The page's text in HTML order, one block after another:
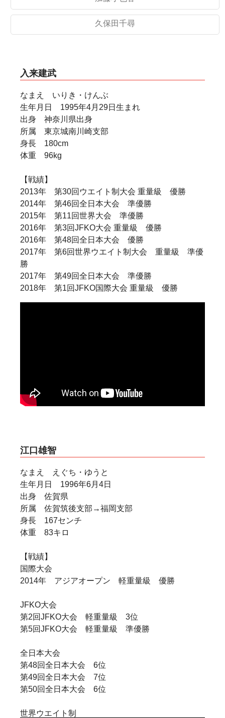
久保田千尋
入来建武
なまえ いりき・けんぶ
生年月日 1995年4月29日生まれ
出身 神奈川県出身
所属 東京城南川崎支部
身長 180cm
体重 96kg
【戦績】
2013年 第30回ウエイト制大会 重量級 優勝
2014年 第46回全日本大会 準優勝
2015年 第11回世界大会 準優勝
2016年 第3回JFKO大会 重量級 優勝
2016年 第48回全日本大会 優勝
2017年 第6回世界ウエイト制大会 重量級 準優
勝
2017年 第49回全日本大会 準優勝
2018年 第1回JFKO国際大会 重量級 優勝
江口雄智
なまえ えぐち・ゆうと
生年月日 1996年6月4日
出身 佐賀県
所属 佐賀筑後支部→福岡支部
身長 167センチ
体重 83キロ
【戦績】
国際大会
2014年 アジアオープン 軽重量級 優勝
JFKO大会
第2回JFKO大会 軽重量級 3位
第5回JFKO大会 軽重量級 準優勝
全日本大会
第48回全日本大会 6位
第49回全日本大会 7位
第50回全日本大会 6位
世界ウエイト制